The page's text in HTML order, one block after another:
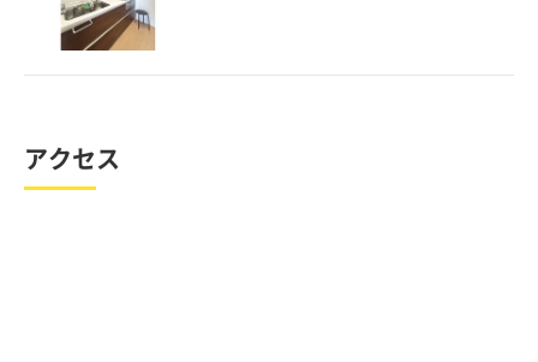
アクセス